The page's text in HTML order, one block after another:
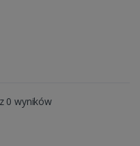
0 wyników